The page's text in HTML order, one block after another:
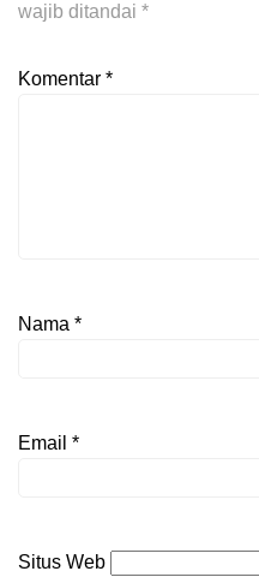
wajib ditandai *
Komentar *
Nama *
Email *
Situs Web